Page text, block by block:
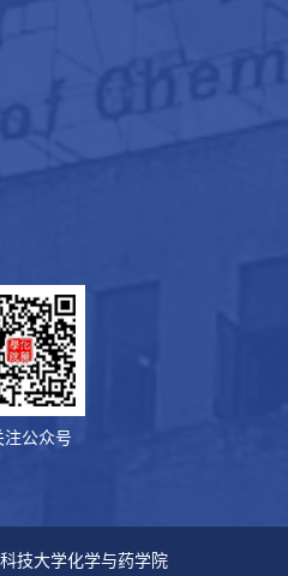
公众号
技大学化学与药学院